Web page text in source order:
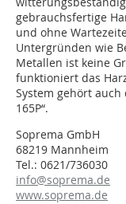
gebrauchsfertige
und ohne
Untergründen wie
Metallen ist keine
funktioniert das
System gehört auch
165P“.
Soprema GmbH
68219 Mannheim
Tel.: 0621/736030
info@soprema.de
www.soprema.de